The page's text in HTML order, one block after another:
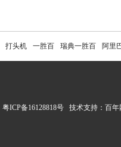
打头机 一胜百 瑞典一胜百 阿里
粤ICP备16128818号 技术支持： 百年